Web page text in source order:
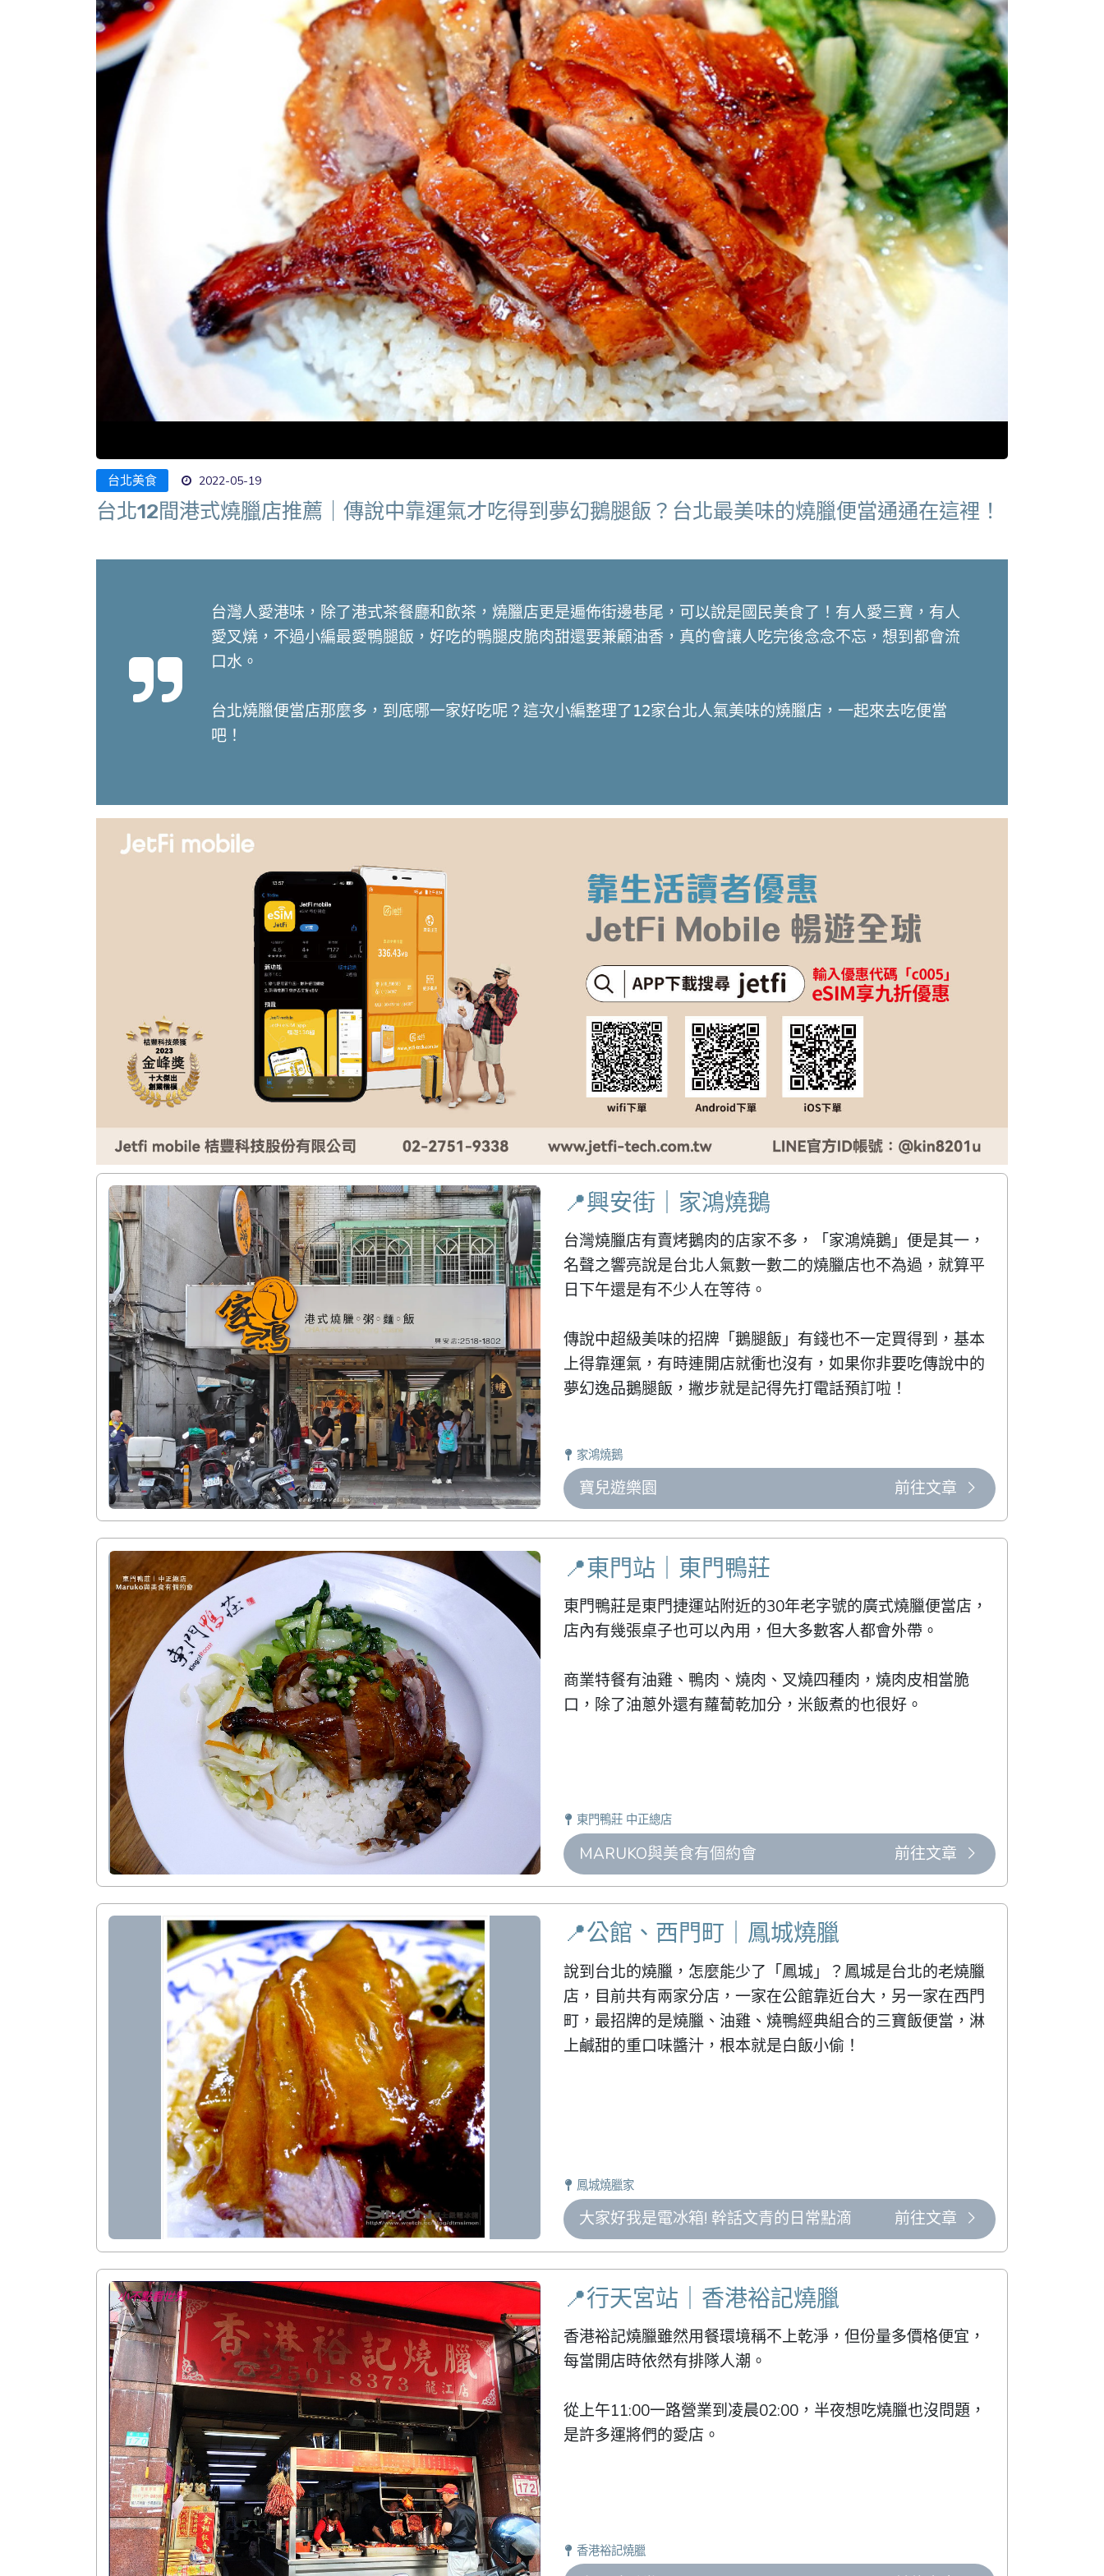
台北美食 2022-05-19
台北12間港式燒臘店推薦｜傳說中靠運氣才吃得到夢幻鵝腿飯？台北最美味的燒臘便當通通在這裡！
台灣人愛港味，除了港式茶餐廳和飲茶，燒臘店更是遍佈街邊巷尾，可以說是國民美食了！有人愛三寶，有人
愛叉燒，不過小編最愛鴨腿飯，好吃的鴨腿皮脆肉甜還要兼顧油香，真的會讓人吃完後念念不忘，想到都會流
口水。
台北燒臘便當店那麼多，到底哪一家好吃呢？這次小編整理了12家台北人氣美味的燒臘店，一起來去吃便當
吧！
📍興安街｜家鴻燒鵝
台灣燒臘店有賣烤鵝肉的店家不多，「家鴻燒鵝」便是其一，
名聲之響亮說是台北人氣數一數二的燒臘店也不為過，就算平
日下午還是有不少人在等待。
傳說中超級美味的招牌「鵝腿飯」有錢也不一定買得到，基本
上得靠運氣，有時連開店就衝也沒有，如果你非要吃傳說中的
夢幻逸品鵝腿飯，撇步就是記得先打電話預訂啦！
家鴻燒鵝
寶兒遊樂園 前往文章
📍東門站｜東門鴨莊
東門鴨莊是東門捷運站附近的30年老字號的廣式燒臘便當店，
店內有幾張桌子也可以內用，但大多數客人都會外帶。
商業特餐有油雞、鴨肉、燒肉、叉燒四種肉，燒肉皮相當脆
口，除了油蔥外還有蘿蔔乾加分，米飯煮的也很好。
東門鴨莊 中正總店
MARUKO與美食有個約會 前往文章
📍公館、西門町｜鳳城燒臘
說到台北的燒臘，怎麼能少了「鳳城」？鳳城是台北的老燒臘
店，目前共有兩家分店，一家在公館靠近台大，另一家在西門
町，最招牌的是燒臘、油雞、燒鴨經典組合的三寶飯便當，淋
上鹹甜的重口味醬汁，根本就是白飯小偷！
鳳城燒臘家
大家好我是電冰箱! 幹話文青的日常點滴 前往文章
📍行天宮站｜香港裕記燒臘
香港裕記燒臘雖然用餐環境稱不上乾淨，但份量多價格便宜，
每當開店時依然有排隊人潮。
從上午11:00一路營業到凌晨02:00，半夜想吃燒臘也沒問題，
是許多運將們的愛店。
香港裕記燒臘